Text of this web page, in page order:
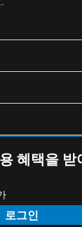
발리 호텔
혜택을 받
로그인